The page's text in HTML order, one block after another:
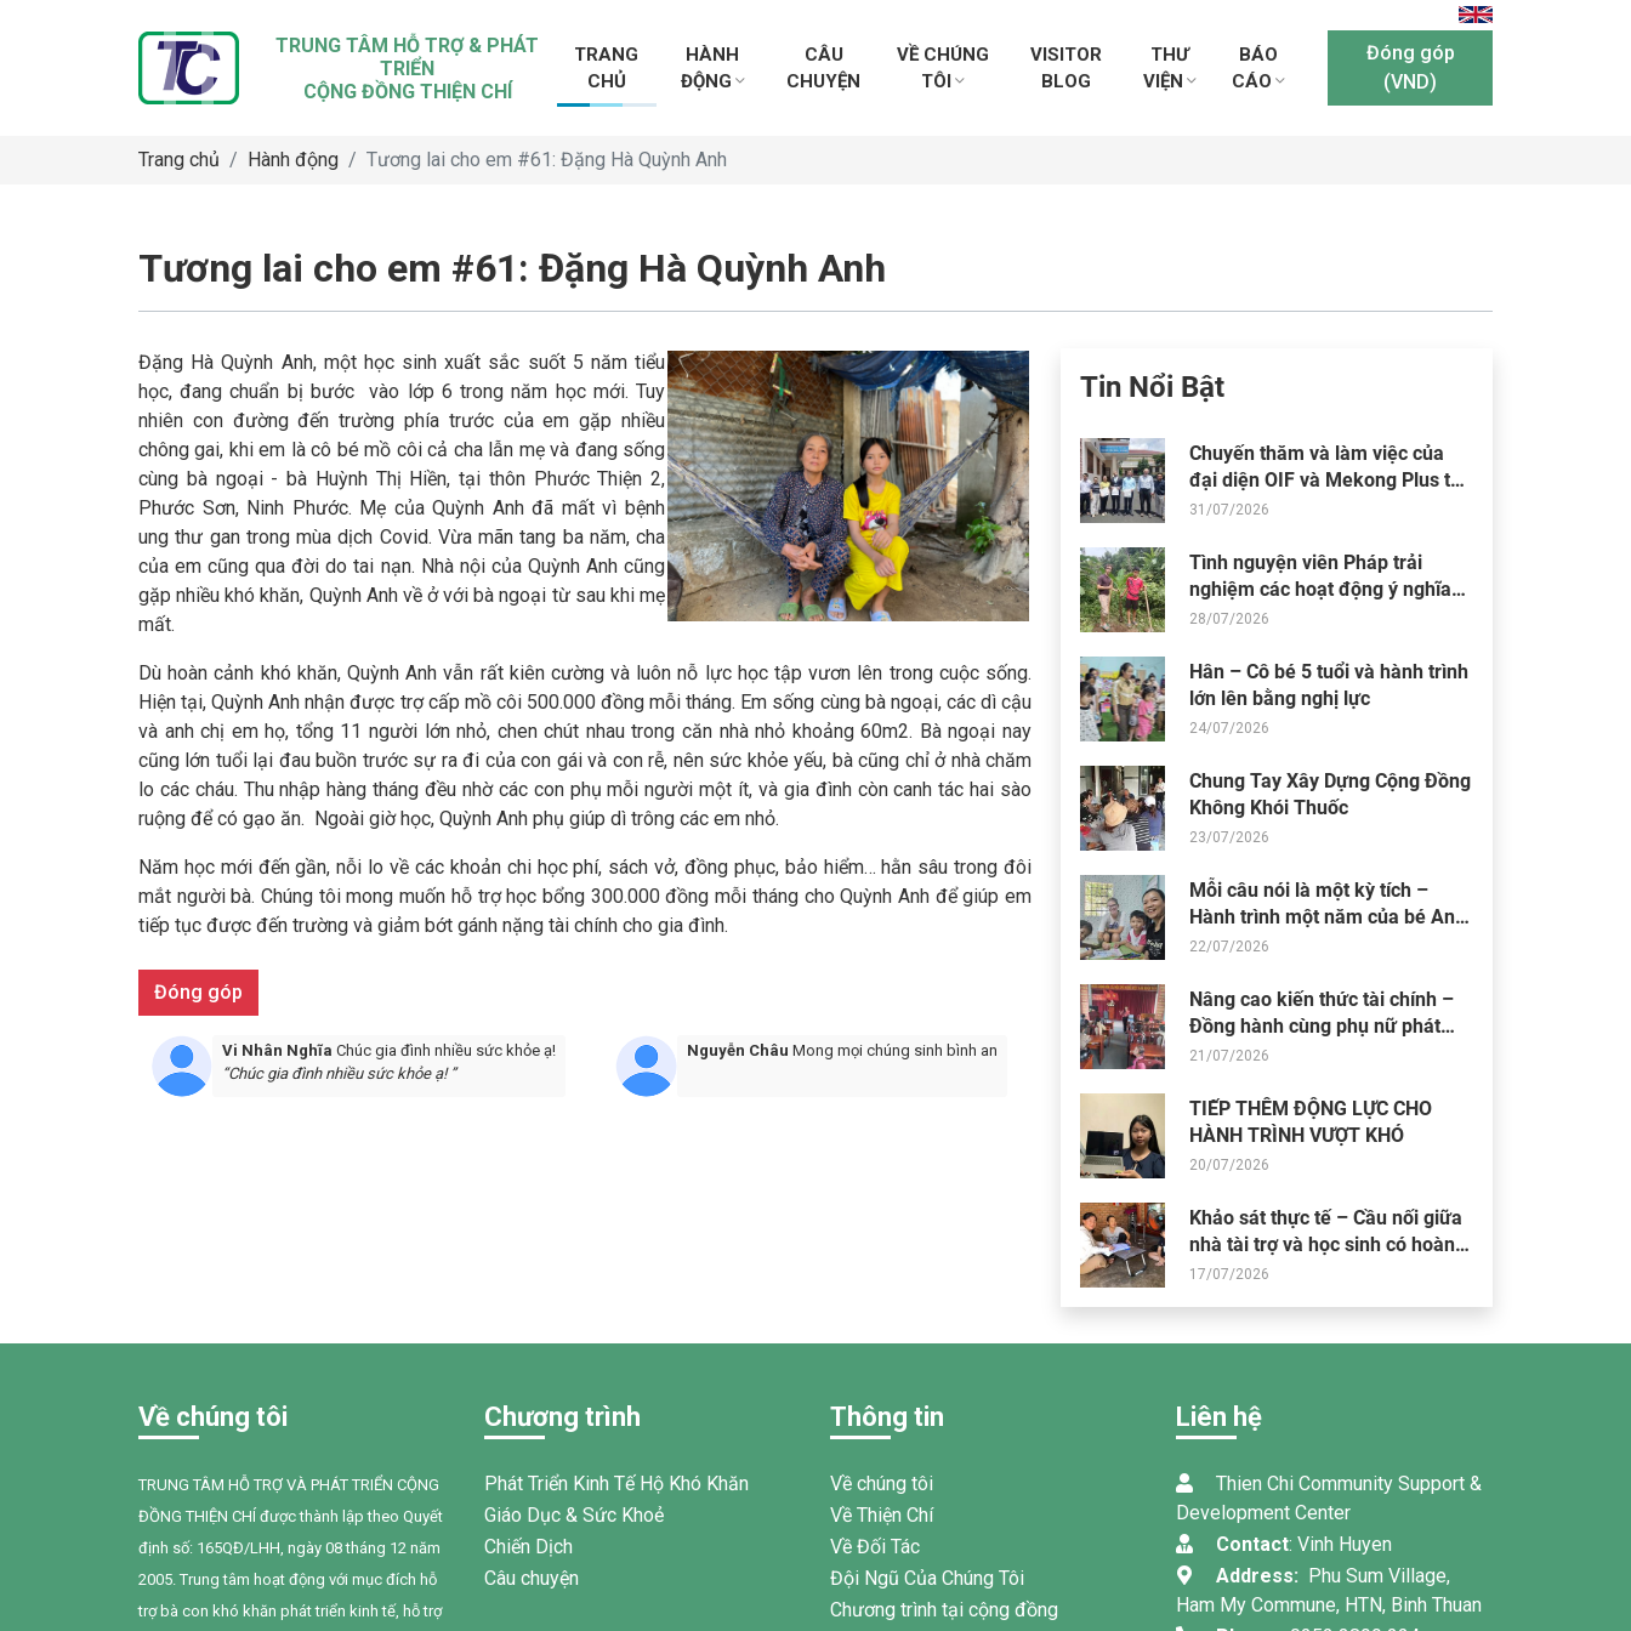
TRUNG TÂM HỖ TRỢ & PHÁT
TRIỂN
CỘNG ĐỒNG THIỆN CHÍ
TRANG
CHỦ
HÀNH
ĐỘNG
CÂU
CHUYỆN
VỀ CHÚNG
TÔI
VISITOR
BLOG
THƯ
VIỆN
BÁO
CÁO
Đóng góp
(VND)
Trang chủ Hành động Tương lai cho em #61: Đặng Hà Quỳnh Anh
Tương lai cho em #61: Đặng Hà Quỳnh Anh
Đặng Hà Quỳnh Anh, một học sinh xuất sắc suốt 5 năm tiểu
học, đang chuẩn bị bước vào lớp 6 trong năm học mới. Tuy
nhiên con đường đến trường phía trước của em gặp nhiều
chông gai, khi em là cô bé mồ côi cả cha lẫn mẹ và đang sống
cùng bà ngoại - bà Huỳnh Thị Hiền, tại thôn Phước Thiện 2,
Phước Sơn, Ninh Phước. Mẹ của Quỳnh Anh đã mất vì bệnh
ung thư gan trong mùa dịch Covid. Vừa mãn tang ba năm, cha
của em cũng qua đời do tai nạn. Nhà nội của Quỳnh Anh cũng
gặp nhiều khó khăn, Quỳnh Anh về ở với bà ngoại từ sau khi mẹ
mất.
Dù hoàn cảnh khó khăn, Quỳnh Anh vẫn rất kiên cường và luôn nỗ lực học tập vươn lên trong cuộc sống.
Hiện tại, Quỳnh Anh nhận được trợ cấp mồ côi 500.000 đồng mỗi tháng. Em sống cùng bà ngoại, các dì cậu
và anh chị em họ, tổng 11 người lớn nhỏ, chen chút nhau trong căn nhà nhỏ khoảng 60m2. Bà ngoại nay
cũng lớn tuổi lại đau buồn trước sự ra đi của con gái và con rễ, nên sức khỏe yếu, bà cũng chỉ ở nhà chăm
lo các cháu. Thu nhập hàng tháng đều nhờ các con phụ mỗi người một ít, và gia đình còn canh tác hai sào
ruộng để có gạo ăn. Ngoài giờ học, Quỳnh Anh phụ giúp dì trông các em nhỏ.
Năm học mới đến gần, nỗi lo về các khoản chi học phí, sách vở, đồng phục, bảo hiểm… hằn sâu trong đôi
mắt người bà. Chúng tôi mong muốn hỗ trợ học bổng 300.000 đồng mỗi tháng cho Quỳnh Anh để giúp em
tiếp tục được đến trường và giảm bớt gánh nặng tài chính cho gia đình.
Đóng góp
Vi Nhân Nghĩa Chúc gia đình nhiều sức khỏe ạ!
“Chúc gia đình nhiều sức khỏe ạ! ”
Nguyễn Châu Mong mọi chúng sinh bình an Phạm Thị Yến Ngọc đã đóng góp Tương lai cho
em #1: Nguyễn Lê Hồng Nhi
“Chúc 2 bé khoẻ mạnh, có ý chí thực hiện ước mơ
các con nha :)!”
Tin Nổi Bật
Chuyến thăm và làm việc của
đại diện OIF và Mekong Plus tại
cộng đồng dự án
31/07/2026
Tình nguyện viên Pháp trải
nghiệm các hoạt động ý nghĩa
tại Trung tâm Thiện Chí
28/07/2026
Hân – Cô bé 5 tuổi và hành trình
lớn lên bằng nghị lực
24/07/2026
Chung Tay Xây Dựng Cộng Đồng
Không Khói Thuốc
23/07/2026
Mỗi câu nói là một kỳ tích –
Hành trình một năm của bé An
Nhiên (Bối)
22/07/2026
Nâng cao kiến thức tài chính –
Đồng hành cùng phụ nữ phát
triển sinh kế bền vững
21/07/2026
TIẾP THÊM ĐỘNG LỰC CHO
HÀNH TRÌNH VƯỢT KHÓ
20/07/2026
Khảo sát thực tế – Cầu nối giữa
nhà tài trợ và học sinh có hoàn
cảnh khó khăn
17/07/2026
Về chúng tôi
TRUNG TÂM HỖ TRỢ VÀ PHÁT TRIỂN CỘNG
ĐỒNG THIỆN CHÍ được thành lập theo Quyết
định số: 165QĐ/LHH, ngày 08 tháng 12 năm
2005. Trung tâm hoạt động với mục đích hỗ
trợ bà con khó khăn phát triển kinh tế, hỗ trợ
Chương trình
Phát Triển Kinh Tế Hộ Khó Khăn
Giáo Dục & Sức Khoẻ
Chiến Dịch
Câu chuyện
Thông tin
Về chúng tôi
Về Thiện Chí
Về Đối Tác
Đội Ngũ Của Chúng Tôi
Chương trình tại cộng đồng
Liên hệ
Thien Chi Community Support &
Development Center
Contact: Vinh Huyen
Address: Phu Sum Village,
Ham My Commune, HTN, Binh Thuan